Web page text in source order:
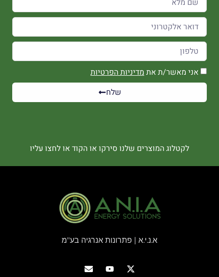
אני מאשר/ת את מדיניות הפרטיות
שלח
לקטלוג המוצרים שלנו סירקו או הקוד או לחצו עליו
א.נ.י.א | פתרונות אנרגיה בע"מ